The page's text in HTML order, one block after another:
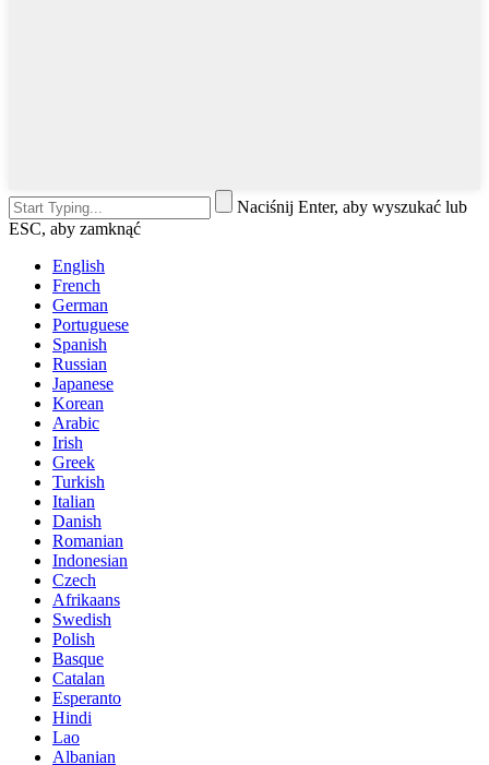
Naciśnij Enter, aby wyszukać lub
ESC, aby zamknąć
English
French
German
Portuguese
Spanish
Russian
Japanese
Korean
Arabic
Irish
Greek
Turkish
Italian
Danish
Romanian
Indonesian
Czech
Afrikaans
Swedish
Polish
Basque
Catalan
Esperanto
Hindi
Lao
Albanian